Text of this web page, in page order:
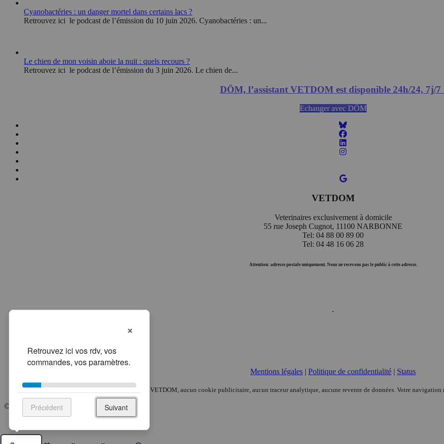
Cyanobactéries : un danger mortel dans certains lacs ?
Retrouvez ici le podcast de l’émission du 10 juin 2026. Cyanobactéries : un...
Le chien de mon voisin aboie la nuit : quels recours ?
Retrouvez ici le podcast de l’émission du 3 juin 2026. Le chien de...
DÖM, l’assistant VETDOM est disponible 24h/24, 7j/7
Echanger avec DÖM
VETDOM
Veterinaires exclusivement à domicile
55 rue Joseph Cugnot, 11100 NARBONNE
Tel: 04 88 00 89 00
Tel: 04 48 16 06 28
Attention: adresse postale uniquement. Nous ne recevons pas le public à cette adresse.
Mentions légales | Politique de confidentialité | Status
Pas de pub, pas de pistage.Chez VETDOM, aucun cookie publicitaire, aucun traceur analytique, aucune revente de données. Votre
© 2008-2026, VETDOM.
×
Précédent Suivant